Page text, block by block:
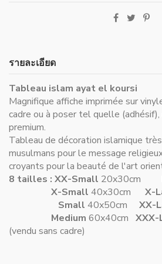
รายละเอียด
Tableau islam ayat el koursi
Magnifique affiche imprimée sur
cadre ou à poser tel quelle
premium.
Tableau de décoration islamique
musulmans pour le message
croyants pour la beauté de l'art
8 tailles : XX-Small 20x30cm
X-Small 40x30cm X-
Small 40x50cm XX-
Medium 60x40cm XXX-
(vendu sans cadre)